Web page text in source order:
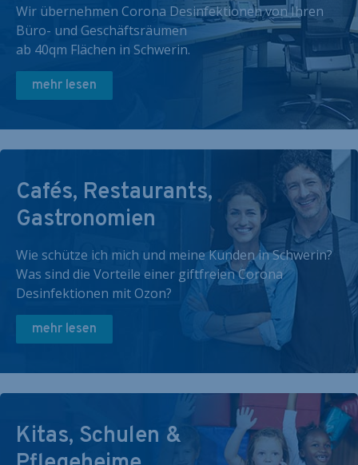
Wir übernehmen Corona Desinfektionen von Ihren
Büro- und Geschäftsräumen
ab 40qm Flächen in Schwerin.
mehr lesen
Cafés, Restaurants,
Gastronomien
Wie schütze ich mich und meine Kunden in Schwerin?
Was sind die Vorteile einer giftfreien Corona
Desinfektionen mit Ozon?
mehr lesen
Kitas, Schulen &